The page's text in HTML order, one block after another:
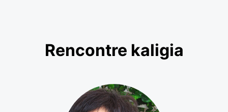
Rencontre kaligia